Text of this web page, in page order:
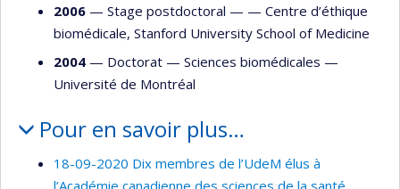
2006 — Stage postdoctoral — — Centre d’éthique
biomédicale, Stanford University School of Medicine
2004 — Doctorat — Sciences biomédicales —
Université de Montréal
Pour en savoir plus…
18-09-2020 Dix membres de l’UdeM élus à
l’Académie canadienne des sciences de la santé